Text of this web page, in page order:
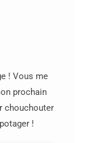
! Vous me
prochain
chouchouter
!